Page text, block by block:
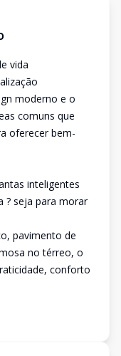
vida
moderno e o
comuns que
oferecer bem-
inteligentes
? seja para morar
pavimento de
no térreo, o
conforto